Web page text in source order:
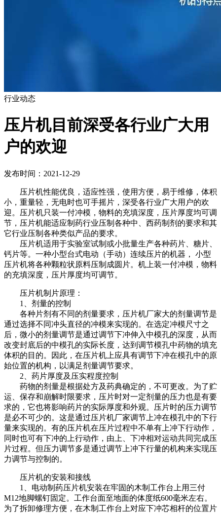
行业动态
压片机目前深受各行业广大用
户的欢迎
发布时间：2021-12-29
压片机性能优良，适应性强，使用方便，易于维修，体积
小，重量轻，无电时也可手摇片，深受各行业广大用户的欢
迎。压片机只装一付冲模，物料的充填深度，压片厚度均可调
节，压片机能适应制药行业压制各种中、西药制剂的要求和其
它行业压制各种类似产品的要求。
压片机适用于实验室试制或小批量生产各种药片、糖片、
钙片等。一种小型台式电动（手动）连续压片的机器， 小型
压片机将各种颗粒状原料压制成圆片。机上装一付冲模，物料
的充填深度，压片厚度均可调节。
压片机制片原理：
1、剂量的控制
各种片剂有不同的剂量要求，压片机厂家大的剂量调节是
通过选择不同冲头直径的冲模来实现的。在选定冲模尺寸之
后，微小的剂量调节是通过调节下冲伸入中模孔的深度，从而
改变封底后的中模孔的实际长度，达到调节模孔中药物的填充
体积的目的。因此，在压片机上应具有调节下冲在模孔中的原
始位置的机构，以满足剂量调节要求。
2、药片厚度及压实程度控制
药物的剂量是根据处方及药典确定的，不可更改。为了贮
运、保存和崩解时限要求，压片时对一定剂量的压力也是有要
求的，它也将影响药片的实际厚度和外观。压片时的压力调节
是必不可少的。这是通过压片机厂家调节上冲在模孔中的下行
量来实现的。有的压片机在压片过程中不单有上冲下行动作，
同时也可有下冲的上行动作，由上、下冲相对运动共同完成压
片过程。但压力调节多是通过调节上冲下行量的机构来实现压
力调节与控制的。
压片机的安装和接线
1、电动制药压片机安装在牢固的木制工作台上用三付
M12地脚螺钉固定。工作台面至地面的体度纸600毫米左右。
为了拆卸修理方便，在木制工作台上对应下冲芯相杆的位置片